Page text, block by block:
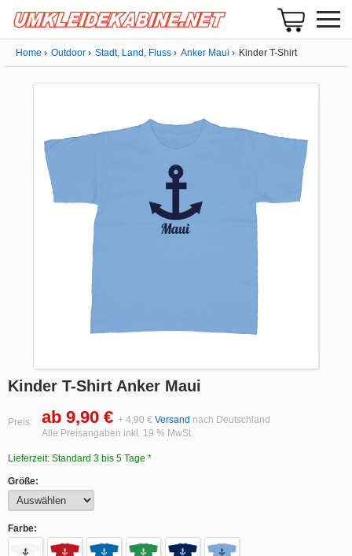
Home Outdoor Stadt, Land, Fluss Anker Maui Kinder T-Shirt
Kinder T-Shirt Anker Maui
Preis: ab 9,90 € + 4,90 € Versand nach Deutschland
Alle Preisangaben inkl. 19 % MwSt.
Lieferzeit: Standard 3 bis 5 Tage *
Größe:
Farbe: